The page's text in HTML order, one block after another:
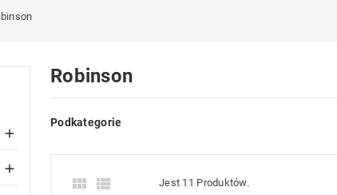


Robinson
Podkategorie
  Jest 11 Produktów.